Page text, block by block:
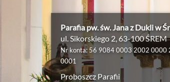
Parafia pw. św. Jana z Dukli w
ul. Sikorskiego 2, 63-100 ŚREM
Nr konta: 56 9084 0003 2002 0000
0001
Proboszcz Parafii